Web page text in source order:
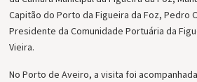
Capitão do Porto da Figueira da Foz, Pedro
Presidente da Comunidade Portuária da
Vieira.
No Porto de Aveiro, a visita foi